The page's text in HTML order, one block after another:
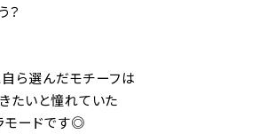
？
ら選んだモチーフは
たいと憧れていた
モードです◎